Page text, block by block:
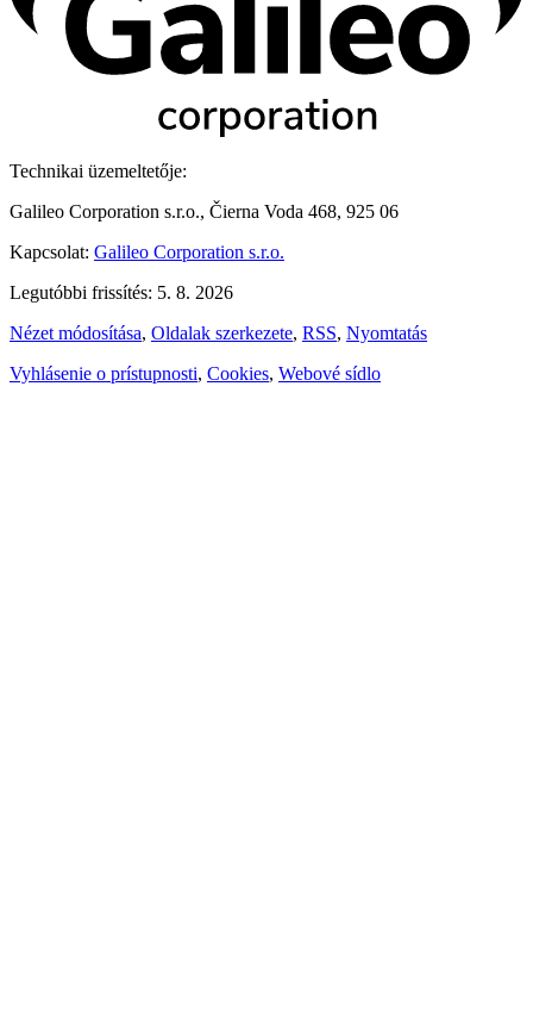
Technikai üzemeltetője:
Galileo Corporation s.r.o., Čierna Voda 468, 925 06
Kapcsolat: Galileo Corporation s.r.o.
Legutóbbi frissítés: 5. 8. 2026
Nézet módosítása, Oldalak szerkezete, RSS, Nyomtatás
Vyhlásenie o prístupnosti, Cookies, Webové sídlo